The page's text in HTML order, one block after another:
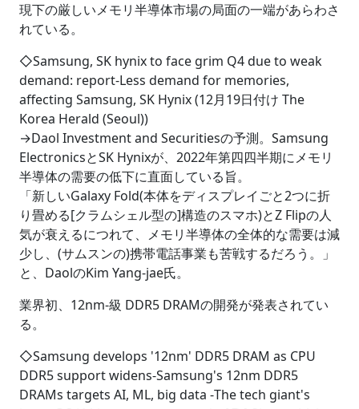
現下の厳しいメモリ半導体市場の局面の一端があらわさ
れている。
◇Samsung, SK hynix to face grim Q4 due to weak
demand: report‐Less demand for memories,
affecting Samsung, SK Hynix (12月19日付け The
Korea Herald (Seoul))
→Daol Investment and Securitiesの予測。Samsung
ElectronicsとSK Hynixが、2022年第四四半期にメモリ
半導体の需要の低下に直面している旨。
「新しいGalaxy Fold(本体をディスプレイごと2つに折
り畳める[クラムシェル型の]構造のスマホ)とZ Flipの人
気が衰えるにつれて、メモリ半導体の全体的な需要は減
少し、(サムスンの)携帯電話事業も苦戦するだろう。」
と、DaolのKim Yang-jae氏。
業界初、12nm-級 DDR5 DRAMの開発が発表されてい
る。
◇Samsung develops '12nm' DDR5 DRAM as CPU
DDR5 support widens‐Samsung's 12nm DDR5
DRAMs targets AI, ML, big data ‐The tech giant's